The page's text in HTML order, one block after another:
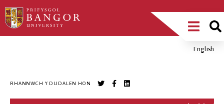
Sgipiwch
i’r
Main
MenuEnglish
RHANNWCH Y DUDALEN HON